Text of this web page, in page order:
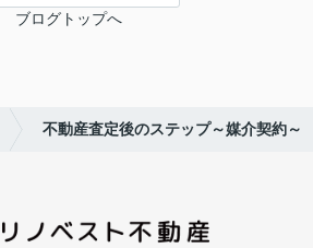
ブログトップへ
不動産査定後のステップ～媒介契約～